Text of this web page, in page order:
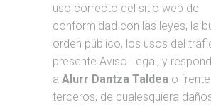
uso correcto del sitio web de
conformidad con las leyes, la
orden público, los usos del
presente Aviso Legal, y
a Alurr Dantza Taldea o
terceros, de cualesquiera